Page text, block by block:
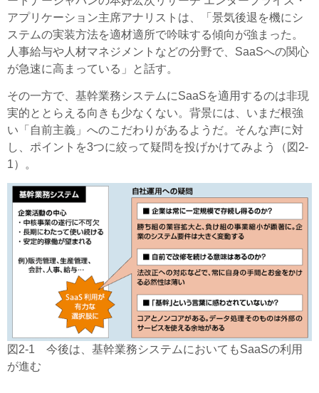
アプリケーション主席アナリストは、「景気後退を機にシ
ステムの実装方法を適材適所で吟味する傾向が強まった。
人事給与や人材マネジメントなどの分野で、SaaSへの関心
が急速に高まっている」と話す。
その一方で、基幹業務システムにSaaSを適用するのは非現
実的ととらえる向きも少なくない。背景には、いまだ根強
い「自前主義」へのこだわりがあるようだ。そんな声に対
し、ポイントを3つに絞って疑問を投げかけてみよう（図2-
1）。
図2-1 今後は、基幹業務システムにおいてもSaaSの利用
が進む